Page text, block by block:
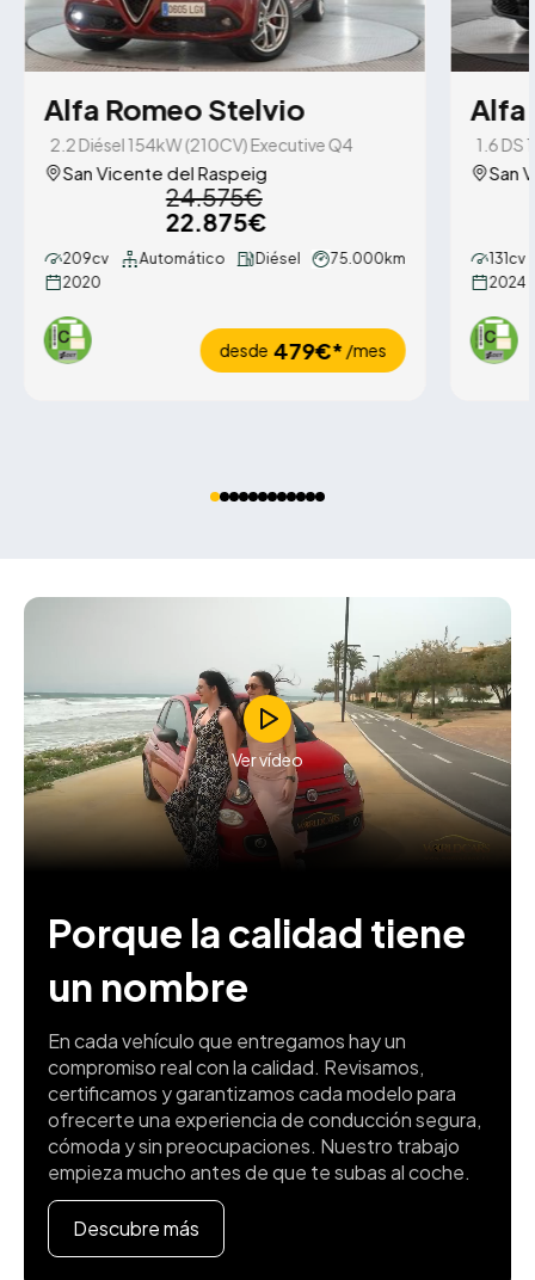
Alfa Romeo Stelvio
2.2 Diésel 154kW (210CV) Executive Q4
San Vicente del Raspeig
24.575€
22.875€
209cv Automático Diésel
75.000km
2020
desde 479€*/mes
Alfa
1.6 DS
San
131cv
2024
Ver vídeo
Porque la calidad tiene
un nombre
En cada vehículo que entregamos hay un
compromiso real con la calidad. Revisamos,
certificamos y garantizamos cada modelo para
ofrecerte una experiencia de conducción segura,
cómoda y sin preocupaciones. Nuestro trabajo
empieza mucho antes de que te subas al coche.
Descubre más